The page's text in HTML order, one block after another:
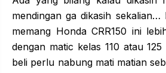
mendingan ga dikasih sekalian…
memang Honda CRR150 ini
dengan matic kelas 110 atau
beli perlu nabung mati matian